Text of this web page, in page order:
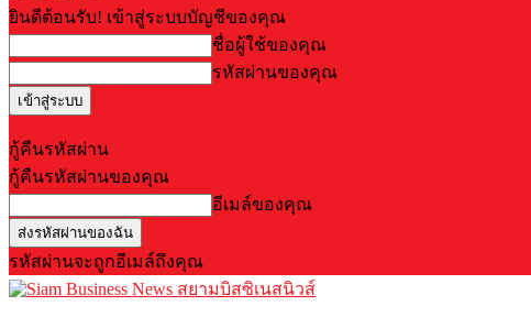
ยินดีต้อนรับ! เข้าสู่ระบบบัญชีของคุณ
ชื่อผู้ใช้ของคุณ
รหัสผ่านของคุณ
กู้คืนรหัสผ่าน
กู้คืนรหัสผ่านของคุณ
อีเมล์ของคุณ
รหัสผ่านจะถูกอีเมล์ถึงคุณ
สยามบิสซิเนสนิวส์